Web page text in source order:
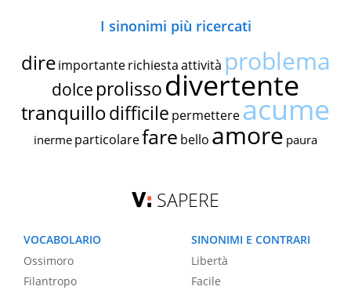
I sinonimi più ricercati
dire importante richiestaattività problema
dolce prolissodivertente
tranquillodifficile permettereacume
inerme particolarefare bello amore paura
SAPERE
VOCABOLARIO
Ossimoro
Filantropo
SINONIMI E CONTRARI
Libertà
Facile